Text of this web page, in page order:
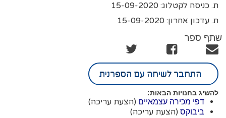
ת. כניסה לקטלוג: 15-09-2020
ת. עדכון אחרון: 15-09-2020
שתף ספר
התחבר לשיחה עם הספרנית
להשיג בחנויות הבאות:
דפי מכירה עצמאיים (הצעת עריכה)
ביבוקס (הצעת עריכה)